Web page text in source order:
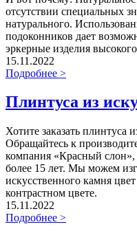
отсутствии специальных
натурального.
подоконников дает
эркерные изделия высокого
15.11.2022
Подробнее >
Плинтуса из
Хотите заказать плинтуса
Обращайтесь к
компания «Красный
более 15 лет. Мы можем
искусственного камня
контрастном цвете.
15.11.2022
Подробнее >